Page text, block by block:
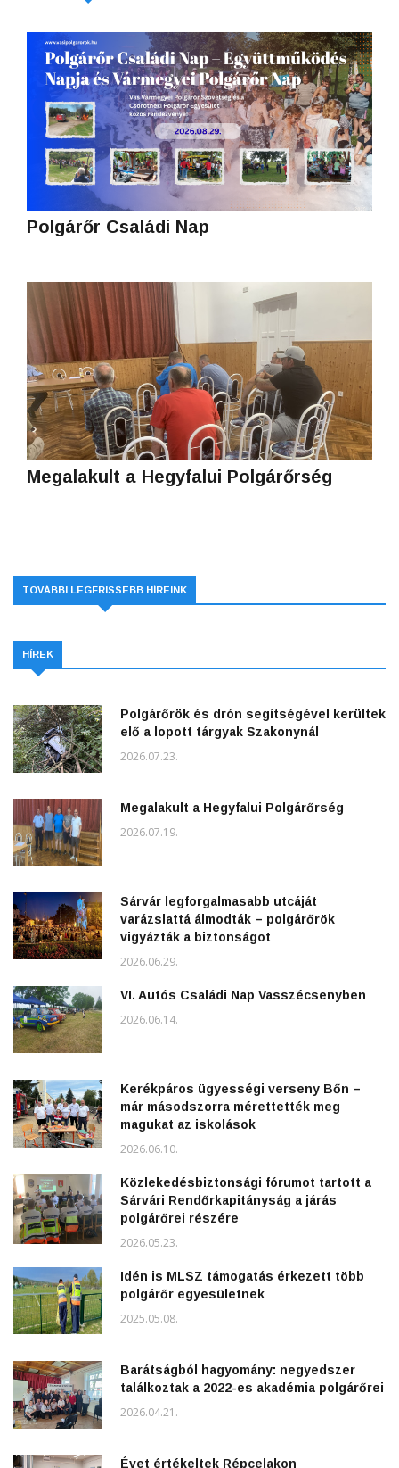
Polgárőr Családi Nap
Megalakult a Hegyfalui Polgárőrség
TOVÁBBI LEGFRISSEBB HÍREINK
HÍREK
Polgárőrök és drón segítségével kerültek
elő a lopott tárgyak Szakonynál
2026.07.23.
Megalakult a Hegyfalui Polgárőrség
2026.07.19.
Sárvár legforgalmasabb utcáját
varázslattá álmodták – polgárőrök
vigyázták a biztonságot
2026.06.29.
VI. Autós Családi Nap Vasszécsenyben
2026.06.14.
Kerékpáros ügyességi verseny Bőn –
már másodszorra mérettették meg
magukat az iskolások
2026.06.10.
Közlekedésbiztonsági fórumot tartott a
Sárvári Rendőrkapitányság a járás
polgárőrei részére
2026.05.23.
Idén is MLSZ támogatás érkezett több
polgárőr egyesületnek
2025.05.08.
Barátságból hagyomány: negyedszer
találkoztak a 2022-es akadémia polgárőrei
2026.04.21.
Évet értékeltek Répcelakon